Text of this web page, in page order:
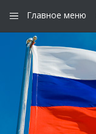
Главное меню